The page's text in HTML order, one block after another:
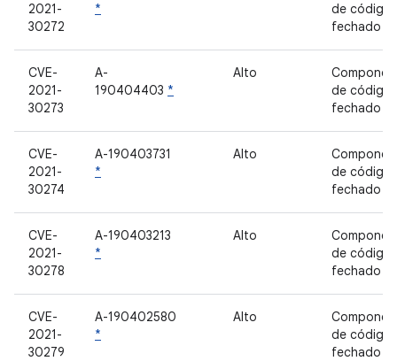
2021-
30272
*
de código
fechado
CVE-
2021-
30273
A-
190404403 *
Alto
de código
fechado
CVE-
2021-
30274
A-190403731
*
Alto
de código
fechado
CVE-
2021-
30278
A-190403213
*
Alto
de código
fechado
CVE-
2021-
30279
A-190402580
*
Alto
de código
fechado